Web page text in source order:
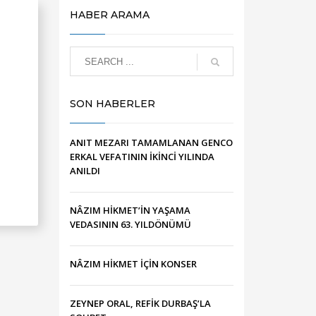
HABER ARAMA
SON HABERLER
ANIT MEZARI TAMAMLANAN GENCO
ERKAL VEFATININ İKİNCİ YILINDA
ANILDI
NÂZIM HİKMET’İN YAŞAMA
VEDASININ 63. YILDÖNÜMÜ
NÂZIM HİKMET İÇİN KONSER
ZEYNEP ORAL, REFİK DURBAŞ’LA